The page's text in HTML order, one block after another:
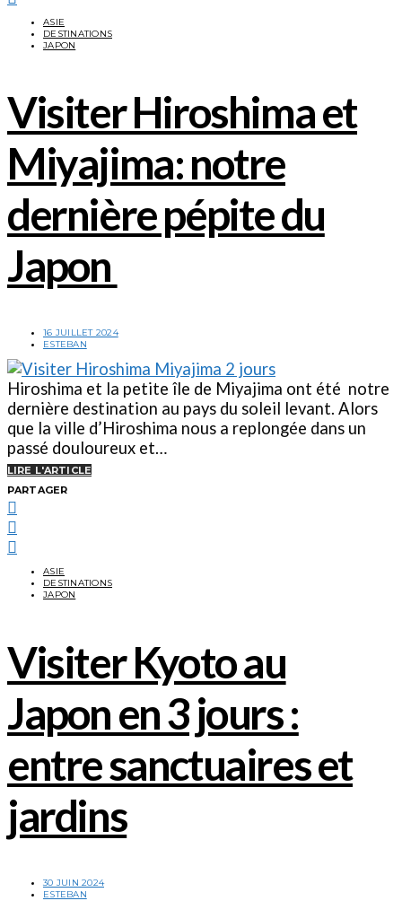
ASIE
DESTINATIONS
JAPON
Visiter Hiroshima et
Miyajima: notre
dernière pépite du
Japon
16 JUILLET 2024
ESTEBAN
Hiroshima et la petite île de Miyajima ont été notre
dernière destination au pays du soleil levant. Alors
que la ville d’Hiroshima nous a replongée dans un
passé douloureux et…
LIRE L'ARTICLE
PARTAGER
ASIE
DESTINATIONS
JAPON
Visiter Kyoto au
Japon en 3 jours :
entre sanctuaires et
jardins
30 JUIN 2024
ESTEBAN